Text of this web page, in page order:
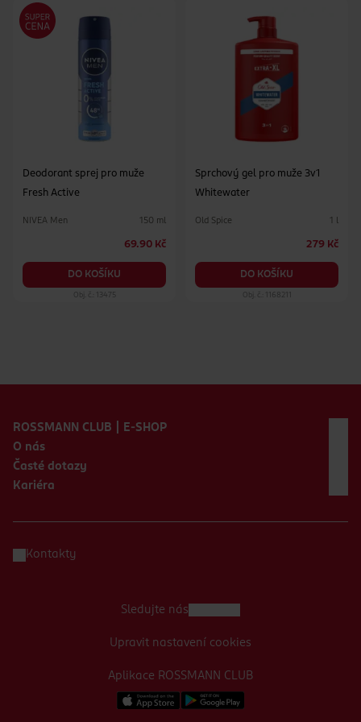
Deodorant sprej pro muže
Fresh Active
NIVEA Men 150 ml
69.90 Kč
DO KOŠÍKU
Obj. č.: 13475
Sprchový gel pro muže 3v1
Whitewater
Old Spice 1 l
279 Kč
DO KOŠÍKU
Obj. č.: 1168211
ROSSMANN CLUB | E-SHOP
O nás
Časté dotazy
Kariéra
Kontakty
Aplikace ROSSMANN CLUB
Sledujte nás
Upravit nastavení cookies